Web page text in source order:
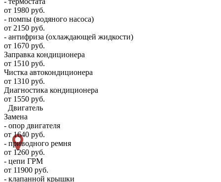
от 1980 руб.
- помпы (водяного насоса)
от 2150 руб.
- антифриза (охлаждающей жидкости)
от 1670 руб.
Заправка кондиционера
от 1510 руб.
Чистка автокондиционера
от 1310 руб.
Диагностика кондиционера
от 1550 руб.
Двигатель
Замена
- опор двигателя
от 1640 руб.
- приводного ремня
от 1260 руб.
- цепи ГРМ
от 11900 руб.
- клапанной крышки